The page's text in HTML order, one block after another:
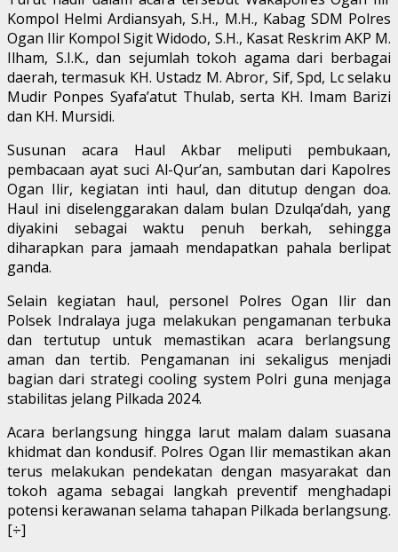
Kompol Helmi Ardiansyah, S.H., M.H., Kabag SDM Polres
Ogan Ilir Kompol Sigit Widodo, S.H., Kasat Reskrim AKP M.
Ilham, S.I.K., dan sejumlah tokoh agama dari berbagai
daerah, termasuk KH. Ustadz M. Abror, Sif, Spd, Lc selaku
Mudir Ponpes Syafa’atut Thulab, serta KH. Imam Barizi
dan KH. Mursidi.
Susunan acara Haul Akbar meliputi pembukaan,
pembacaan ayat suci Al-Qur’an, sambutan dari Kapolres
Ogan Ilir, kegiatan inti haul, dan ditutup dengan doa.
Haul ini diselenggarakan dalam bulan Dzulqa’dah, yang
diyakini sebagai waktu penuh berkah, sehingga
diharapkan para jamaah mendapatkan pahala berlipat
ganda.
Selain kegiatan haul, personel Polres Ogan Ilir dan
Polsek Indralaya juga melakukan pengamanan terbuka
dan tertutup untuk memastikan acara berlangsung
aman dan tertib. Pengamanan ini sekaligus menjadi
bagian dari strategi cooling system Polri guna menjaga
stabilitas jelang Pilkada 2024.
Acara berlangsung hingga larut malam dalam suasana
khidmat dan kondusif. Polres Ogan Ilir memastikan akan
terus melakukan pendekatan dengan masyarakat dan
tokoh agama sebagai langkah preventif menghadapi
potensi kerawanan selama tahapan Pilkada berlangsung.
[÷]